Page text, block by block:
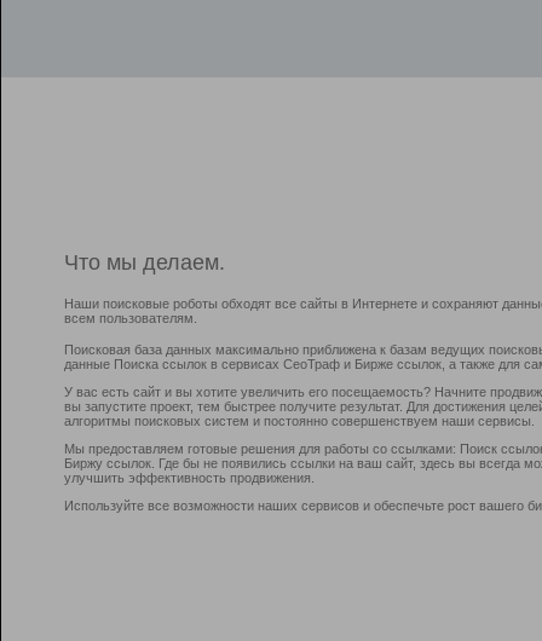
Что мы делаем.
Наши поисковые роботы обходят все сайты в Интернете и сохраняют
всем пользователям.
Поисковая база данных максимально приближена к базам ведущих
данные Поиска ссылок в сервисах СеоТраф и Бирже ссылок, а также для
У вас есть сайт и вы хотите увеличить его посещаемость? Начните
вы запустите проект, тем быстрее получите результат. Для достижения
алгоритмы поисковых систем и постоянно совершенствуем наши сервисы.
Мы предоставляем готовые решения для работы со ссылками: Поиск
Биржу ссылок. Где бы не появились ссылки на ваш сайт, здесь вы всегда
улучшить эффективность продвижения.
Используйте все возможности наших сервисов и обеспечьте рост вашего